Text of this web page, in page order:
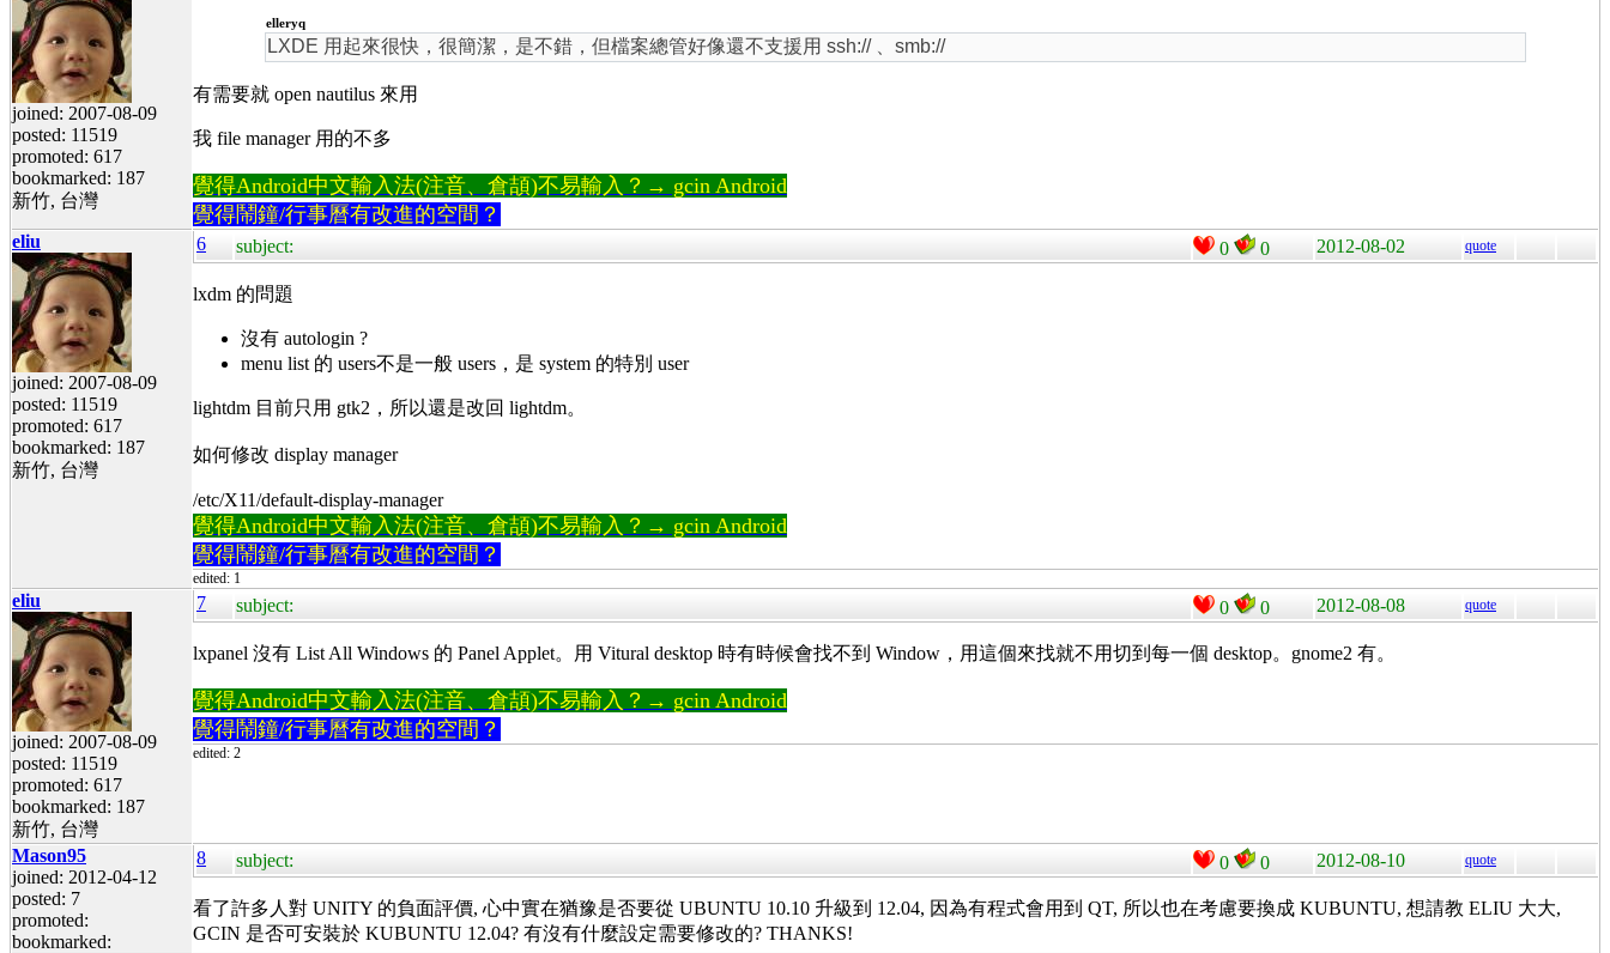
joined: 2007-08-09
posted: 11519
promoted: 617
bookmarked: 187
新竹, 台灣
elleryq
LXDE 用起來很快，很簡潔，是不錯，但檔案總管好像還不支援用 ssh:// 、smb://
有需要就 open nautilus 來用
我 file manager 用的不多
覺得Android中文輸入法(注音、倉頡)不易輸入？→ gcin Android
覺得鬧鐘/行事曆有改進的空間？
eliu
joined: 2007-08-09
posted: 11519
promoted: 617
bookmarked: 187
新竹, 台灣
6 subject: 0 0 2012-08-02 quote
lxdm 的問題
沒有 autologin ?
menu list 的 users不是一般 users，是 system 的特別 user
lightdm 目前只用 gtk2，所以還是改回 lightdm。
如何修改 display manager
/etc/X11/default-display-manager
覺得Android中文輸入法(注音、倉頡)不易輸入？→ gcin Android
覺得鬧鐘/行事曆有改進的空間？
edited: 1
eliu
joined: 2007-08-09
posted: 11519
promoted: 617
bookmarked: 187
新竹, 台灣
7 subject: 0 0 2012-08-08 quote
lxpanel 沒有 List All Windows 的 Panel Applet。用 Vitural desktop 時有時候會找不到 Window，用這個來找就不用切到每一個 desktop。gnome2 有。
覺得Android中文輸入法(注音、倉頡)不易輸入？→ gcin Android
覺得鬧鐘/行事曆有改進的空間？
edited: 2
Mason95
joined: 2012-04-12
posted: 7
promoted:
bookmarked:
8 subject: 0 0 2012-08-10 quote
看了許多人對 UNITY 的負面評價, 心中實在猶豫是否要從 UBUNTU 10.10 升級到 12.04, 因為有程式會用到 QT, 所以也在考慮要換成 KUBUNTU, 想請教 ELIU 大大,
GCIN 是否可安裝於 KUBUNTU 12.04? 有沒有什麼設定需要修改的? THANKS!